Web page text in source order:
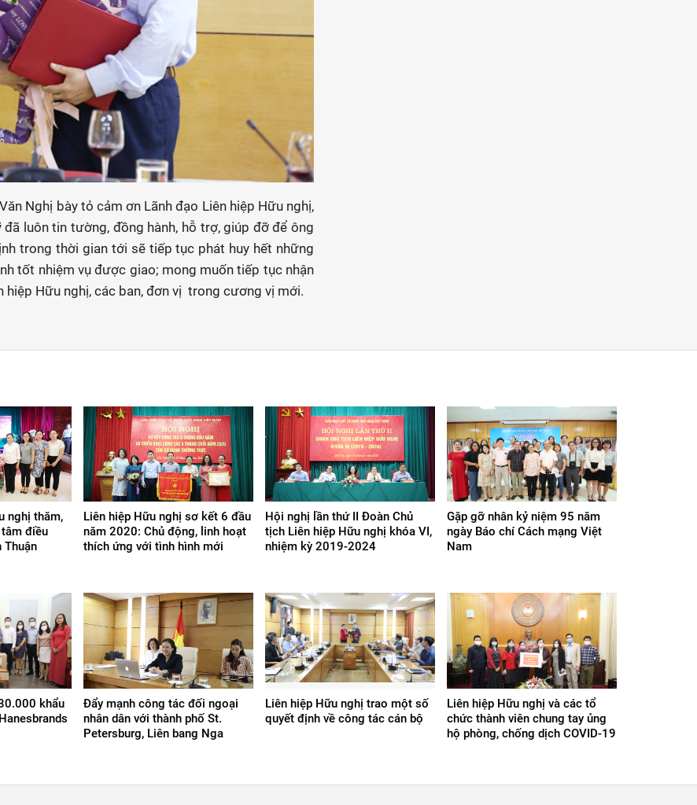
Nghị bày tỏ cảm ơn Lãnh đạo Liên hiệp Hữu nghị,
đã luôn tin tường, đồng hành, hỗ trợ, giúp đỡ để ông
trong thời gian tới sẽ tiếp tục phát huy hết những
tốt nhiệm vụ được giao; mong muốn tiếp tục nhận
Hữu nghị, các ban, đơn vị trong cương vị mới.
nghị thăm,
điều
Thuận
Liên hiệp Hữu nghị sơ kết 6 đầu
năm 2020: Chủ động, linh hoạt
thích ứng với tình hình mới
Hội nghị lần thứ II Đoàn Chủ
tịch Liên hiệp Hữu nghị khóa VI,
nhiệm kỳ 2019-2024
Gặp gỡ nhân kỷ niệm 95 năm
ngày Báo chí Cách mạng Việt
Nam
khẩu
Đẩy mạnh công tác đối ngoại
nhân dân với thành phố St.
Petersburg, Liên bang Nga
Liên hiệp Hữu nghị trao một số
quyết định về công tác cán bộ
Liên hiệp Hữu nghị và các tổ
chức thành viên chung tay ủng
hộ phòng, chống dịch COVID-19